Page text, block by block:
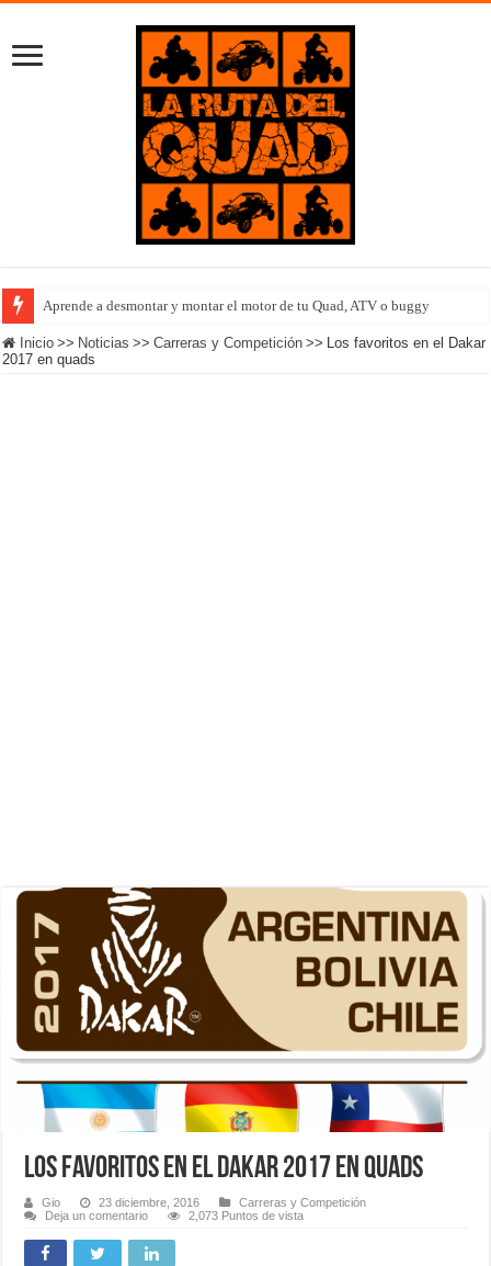
Aprende a desmontar y montar el motor de tu Quad, ATV o buggy
Equipo femenino Polaris completa el Outlanding 2022 en Islandia
Inicio >> Noticias >> Carreras y Competición >> Los favoritos en el Dakar
2017 en quads
Los favoritos en el Dakar 2017 en quads
Gio 23 diciembre, 2016
Carreras y Competición
Deja un comentario
2,073 Puntos de vista